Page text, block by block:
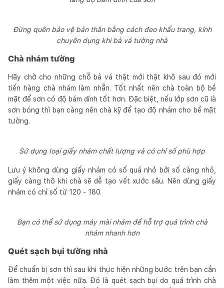
Đừng quên bảo vệ bản thân bằng cách đeo khẩu trang, kính
chuyên dụng khi bả vá tường nhà
Chà nhám tường
Hãy chờ cho những chỗ bả vá thật mới thật khô sau đó mới
tiến hàng chà nhám làm nhẵn. Tốt nhất nên chà toàn bộ bề
mặt để sơn có độ bám dính tốt hơn. Đặc biệt, nếu lớp sơn cũ là
sơn bóng thì bạn càng nên chà kỹ để tạo độ nhám cho bề mặt
tường.
Sử dụng loại giấy nhám chất lượng và có chỉ số phù hợp
Lưu ý không dùng giấy nhám có số quá nhỏ bởi số càng nhỏ,
giấy càng thô khi chà sẽ dễ tạo vết xước sâu. Nên dùng giấy
nhám có chỉ số từ 120 - 180.
Bạn có thể sử dụng máy mài nhám để hỗ trợ quá trình chà
nhám nhanh hơn
Quét sạch bụi tường nhà
Để chuẩn bị sơn thì sau khi thực hiện những bước trên bạn cần
làm thêm một việc nữa. Đó là quét sạch bụi do quá trình chà